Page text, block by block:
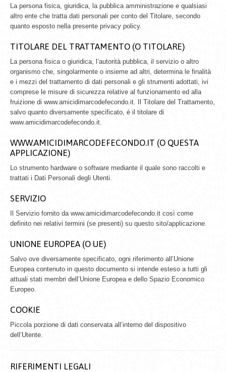
La persona fisica, giuridica, la pubblica amministrazione e qualsiasi
altro ente che tratta dati personali per conto del Titolare, secondo
quanto esposto nella presente privacy policy.
TITOLARE DEL TRATTAMENTO (O TITOLARE)
La persona fisica o giuridica, l’autorità pubblica, il servizio o altro
organismo che, singolarmente o insieme ad altri, determina le finalità
e i mezzi del trattamento di dati personali e gli strumenti adottati, ivi
comprese le misure di sicurezza relative al funzionamento ed alla
fruizione di www.amicidimarcodefecondo.it. Il Titolare del Trattamento,
salvo quanto diversamente specificato, è il titolare di
www.amicidimarcodefecondo.it.
WWW.AMICIDIMARCODEFECONDO.IT (O QUESTA
APPLICAZIONE)
Lo strumento hardware o software mediante il quale sono raccolti e
trattati i Dati Personali degli Utenti.
SERVIZIO
Il Servizio fornito da www.amicidimarcodefecondo.it così come
definito nei relativi termini (se presenti) su questo sito/applicazione.
UNIONE EUROPEA (O UE)
Salvo ove diversamente specificato, ogni riferimento all’Unione
Europea contenuto in questo documento si intende esteso a tutti gli
attuali stati membri dell’Unione Europea e dello Spazio Economico
Europeo.
COOKIE
Piccola porzione di dati conservata all’interno del dispositivo
dell’Utente.
RIFERIMENTI LEGALI